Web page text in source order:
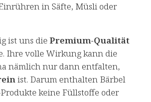
in Säfte, Müsli oder
ist uns die Premium-Qualität
Ihre volle Wirkung kann die
nämlich nur dann entfalten,
ist. Darum enthalten Bärbel
keine Füllstoffe oder